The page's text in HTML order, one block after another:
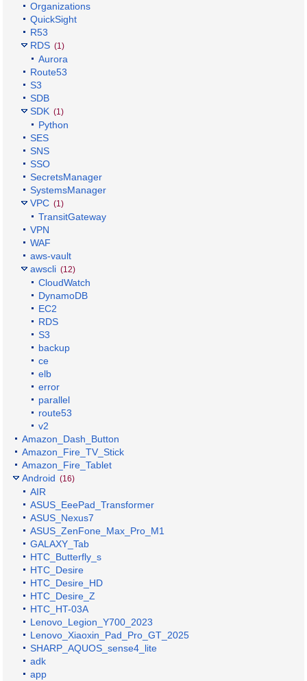
Organizations
QuickSight
R53
RDS (1)
Aurora
Route53
S3
SDB
SDK (1)
Python
SES
SNS
SSO
SecretsManager
SystemsManager
VPC (1)
TransitGateway
VPN
WAF
aws-vault
awscli (12)
CloudWatch
DynamoDB
EC2
RDS
S3
backup
ce
elb
error
parallel
route53
v2
Amazon_Dash_Button
Amazon_Fire_TV_Stick
Amazon_Fire_Tablet
Android (16)
AIR
ASUS_EeePad_Transformer
ASUS_Nexus7
ASUS_ZenFone_Max_Pro_M1
GALAXY_Tab
HTC_Butterfly_s
HTC_Desire
HTC_Desire_HD
HTC_Desire_Z
HTC_HT-03A
Lenovo_Legion_Y700_2023
Lenovo_Xiaoxin_Pad_Pro_GT_2025
SHARP_AQUOS_sense4_lite
adk
app